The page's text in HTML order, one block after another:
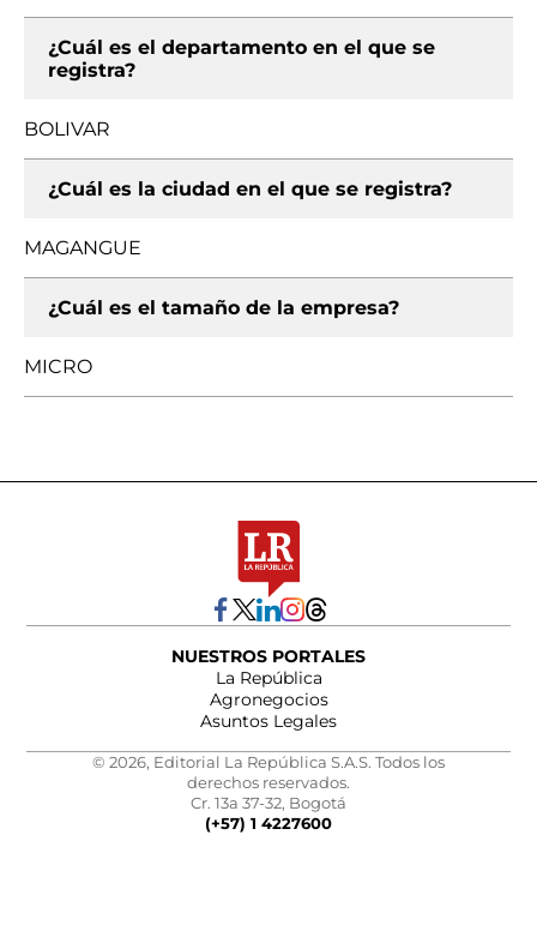
¿Cuál es el departamento en el que se
registra?
BOLIVAR
¿Cuál es la ciudad en el que se registra?
MAGANGUE
¿Cuál es el tamaño de la empresa?
MICRO
NUESTROS PORTALES
La República
Agronegocios
Asuntos Legales
© 2026, Editorial La República S.A.S. Todos los
derechos reservados.
Cr. 13a 37-32, Bogotá
(+57) 1 4227600